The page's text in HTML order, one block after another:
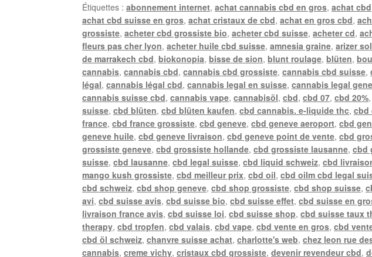
Étiquettes :abonnement internet,achat cannabis cbd en gros,achat cbd
achat cbd suisse en gros,achat cristaux de cbd,achat en gros cbd,
grossiste,acheter cbd grossiste bio,acheter cbd suisse,acheter cd,
fleurs pas cher lyon,acheter huile cbd suisse,amnesia graine,arizer
de marrakech cbd,biokonopia,bisse de sion,blunt roulage,blüten,
cannabis,cannabis cbd,cannabis cbd grossiste,cannabis cbd suisse,
légal,cannabis légal cbd,cannabis legal en suisse,cannabis legal
cannabis suisse cbd,cannabis vape,cannabisöl,cbd,cbd 07,cbd 20%
suisse,cbd blüten,cbd blüten kaufen,cbd cannabis. e-liquide thc,cbd
france,cbd france grossiste,cbd geneve,cbd geneve aeroport,cbd
geneve huile,cbd geneve livraison,cbd geneve point de vente,cbd
grossiste geneve,cbd grossiste hollande,cbd grossiste lausanne,cbd
suisse,cbd lausanne,cbd legal suisse,cbd liquid schweiz,cbd
mango kush grossiste,cbd meilleur prix,cbd oil,cbd oilm cbd legal
cbd schweiz,cbd shop geneve,cbd shop grossiste,cbd shop suisse,
avi,cbd suisse avis,cbd suisse bio,cbd suisse effet,cbd suisse en
livraison france avis,cbd suisse loi,cbd suisse shop,cbd suisse taux
therapy,cbd tropfen,cbd valais,cbd vape,cbd vente en gros,cbd
cbd öl schweiz,chanvre suisse achat,charlotte's web,chez leon rue
cannabis,creme vichy,cristaux cbd grossiste,devenir revendeur cbd,